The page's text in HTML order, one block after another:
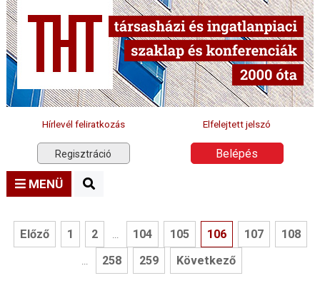
Hírlevél feliratkozás Elfelejtett jelszó
Regisztráció Belépés
MENÜ
Előző 1 2 ... 104 105 106 107 108
... 258 259 Következő